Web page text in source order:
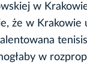
w
że w Krakowie
w